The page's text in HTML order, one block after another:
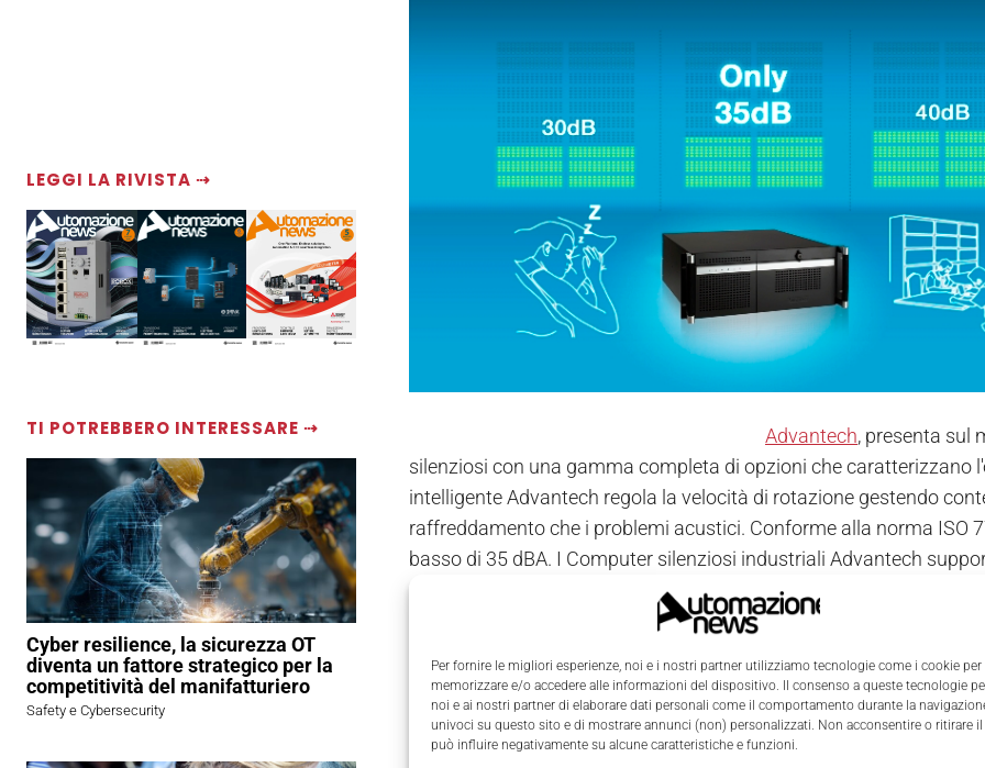
Per fornire le migliori esperienze, noi e i nostri partner utilizziamo tecnologie come i cookie per
memorizzare e/o accedere alle informazioni del dispositivo. Il consenso a queste tecnologie
noi e ai nostri partner di elaborare dati personali come il comportamento durante la
univoci su questo sito e di mostrare annunci (non) personalizzati. Non acconsentire o ritirare
può influire negativamente su alcune caratteristiche e funzioni.
LEGGI LA RIVISTA ⇢
TI POTREBBERO INTERESSARE ⇢
Cyber resilience, la sicurezza OT
diventa un fattore strategico per la
competitività del manifatturiero
Safety e Cybersecurity
Advantech, presenta sul
silenziosi con una gamma completa di opzioni che
intelligente Advantech regola la velocità di rotazione gestendo
raffreddamento che i problemi acustici. Conforme alla norma ISO
basso di 35 dBA. I Computer silenziosi industriali Advantech
Intel Core i7 di 2a generazione e moduli di memoria DDR3. Sono
montaggio a rack 4U, e contenitore per montaggio a parete di
Richiedi maggiori informazioni
I campi contrassegnati con*sono obbligatori.
Nome*